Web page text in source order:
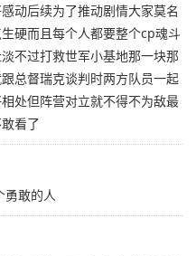
动后续为了推动剧情大家莫名
硬而且每个人都要整个cp魂斗
不过打救世军小基地那一块那
总督瑞克谈判时两方队员一起
处但阵营对立就不得不为敌最
看了
勇敢的人